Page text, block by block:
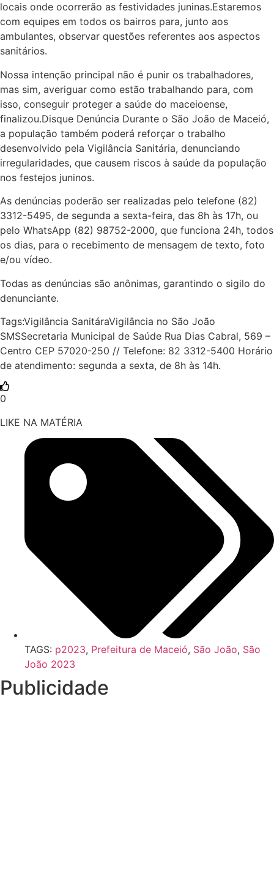
locais onde ocorrerão as festividades juninas.Estaremos
com equipes em todos os bairros para, junto aos
ambulantes, observar questões referentes aos aspectos
sanitários.
Nossa intenção principal não é punir os trabalhadores,
mas sim, averiguar como estão trabalhando para, com
isso, conseguir proteger a saúde do maceioense,
finalizou.Disque Denúncia Durante o São João de Maceió,
a população também poderá reforçar o trabalho
desenvolvido pela Vigilância Sanitária, denunciando
irregularidades, que causem riscos à saúde da população
nos festejos juninos.
As denúncias poderão ser realizadas pelo telefone (82)
3312-5495, de segunda a sexta-feira, das 8h às 17h, ou
pelo WhatsApp (82) 98752-2000, que funciona 24h, todos
os dias, para o recebimento de mensagem de texto, foto
e/ou vídeo.
Todas as denúncias são anônimas, garantindo o sigilo do
denunciante.
Tags:Vigilância SanitáraVigilância no São João
SMSSecretaria Municipal de Saúde Rua Dias Cabral, 569 –
Centro CEP 57020-250 // Telefone: 82 3312-5400 Horário
de atendimento: segunda a sexta, de 8h às 14h.
0
LIKE NA MATÉRIA
TAGS: p2023, Prefeitura de Maceió, São João, São
João 2023
Publicidade